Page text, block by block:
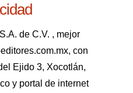
de C.V. , mejor
con
Ejido 3, Xocotlán,
y portal de internet